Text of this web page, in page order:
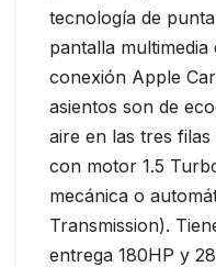
tecnología de
pantalla multimedia
conexión Apple
asientos son de
aire en las tres filas
con motor 1.5
mecánica o
Transmission).
entrega 180HP y